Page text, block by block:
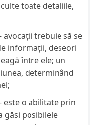
toate detaliile,
avocații trebuie să se
informații, deseori
între ele; un
determinând
este o abilitate prin
găsi posibilele